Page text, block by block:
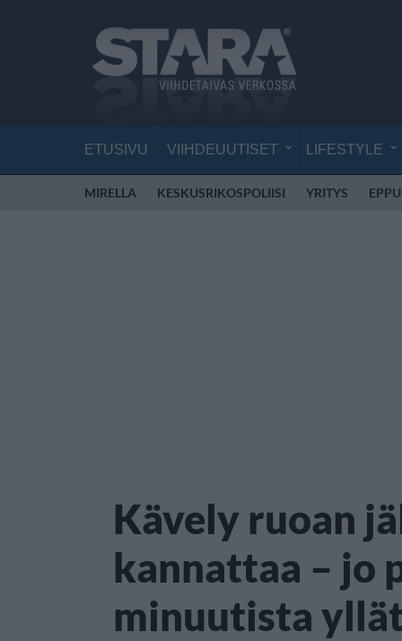
ETUSIVU VIIHDEUUTISET LIFESTYLE
MIRELLA KESKUSRIKOSPOLIISI YRITYS
Kävely ruoan
kannattaa – jo
minuutista